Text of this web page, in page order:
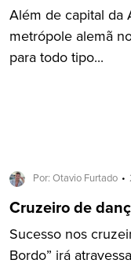
Além de capital da
metrópole alemã
para todo tipo...
Por: Otavio Furtado
Cruzeiro de
Sucesso nos
Bordo” irá